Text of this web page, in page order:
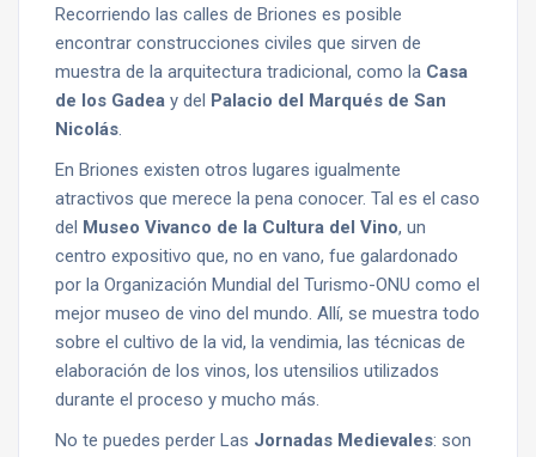
Recorriendo las calles de Briones es posible
encontrar construcciones civiles que sirven de
muestra de la arquitectura tradicional, como la Casa
de los Gadea y del Palacio del Marqués de San
Nicolás.
En Briones existen otros lugares igualmente
atractivos que merece la pena conocer. Tal es el caso
del Museo Vivanco de la Cultura del Vino, un
centro expositivo que, no en vano, fue galardonado
por la Organización Mundial del Turismo-ONU como el
mejor museo de vino del mundo. Allí, se muestra todo
sobre el cultivo de la vid, la vendimia, las técnicas de
elaboración de los vinos, los utensilios utilizados
durante el proceso y mucho más.
No te puedes perder Las Jornadas Medievales: son